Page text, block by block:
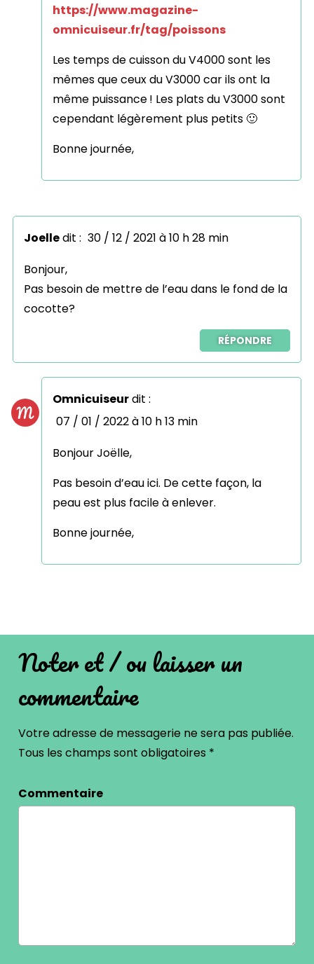
https://www.magazine-
omnicuiseur.fr/tag/poissons
Les temps de cuisson du V4000 sont les
mêmes que ceux du V3000 car ils ont la
même puissance ! Les plats du V3000 sont
cependant légèrement plus petits 🙂
Bonne journée,
Joelledit : 30 / 12 / 2021 à 10 h 28 min
Bonjour,
Pas besoin de mettre de l’eau dans le fond de la
cocotte?
RÉPONDRE
Omnicuiseurdit :
07 / 01 / 2022 à 10 h 13 min
Bonjour Joëlle,
Pas besoin d’eau ici. De cette façon, la
peau est plus facile à enlever.
Bonne journée,
Noter et / ou laisser un
commentaire
Votre adresse de messagerie ne sera pas publiée.
Tous les champs sont obligatoires *
Commentaire